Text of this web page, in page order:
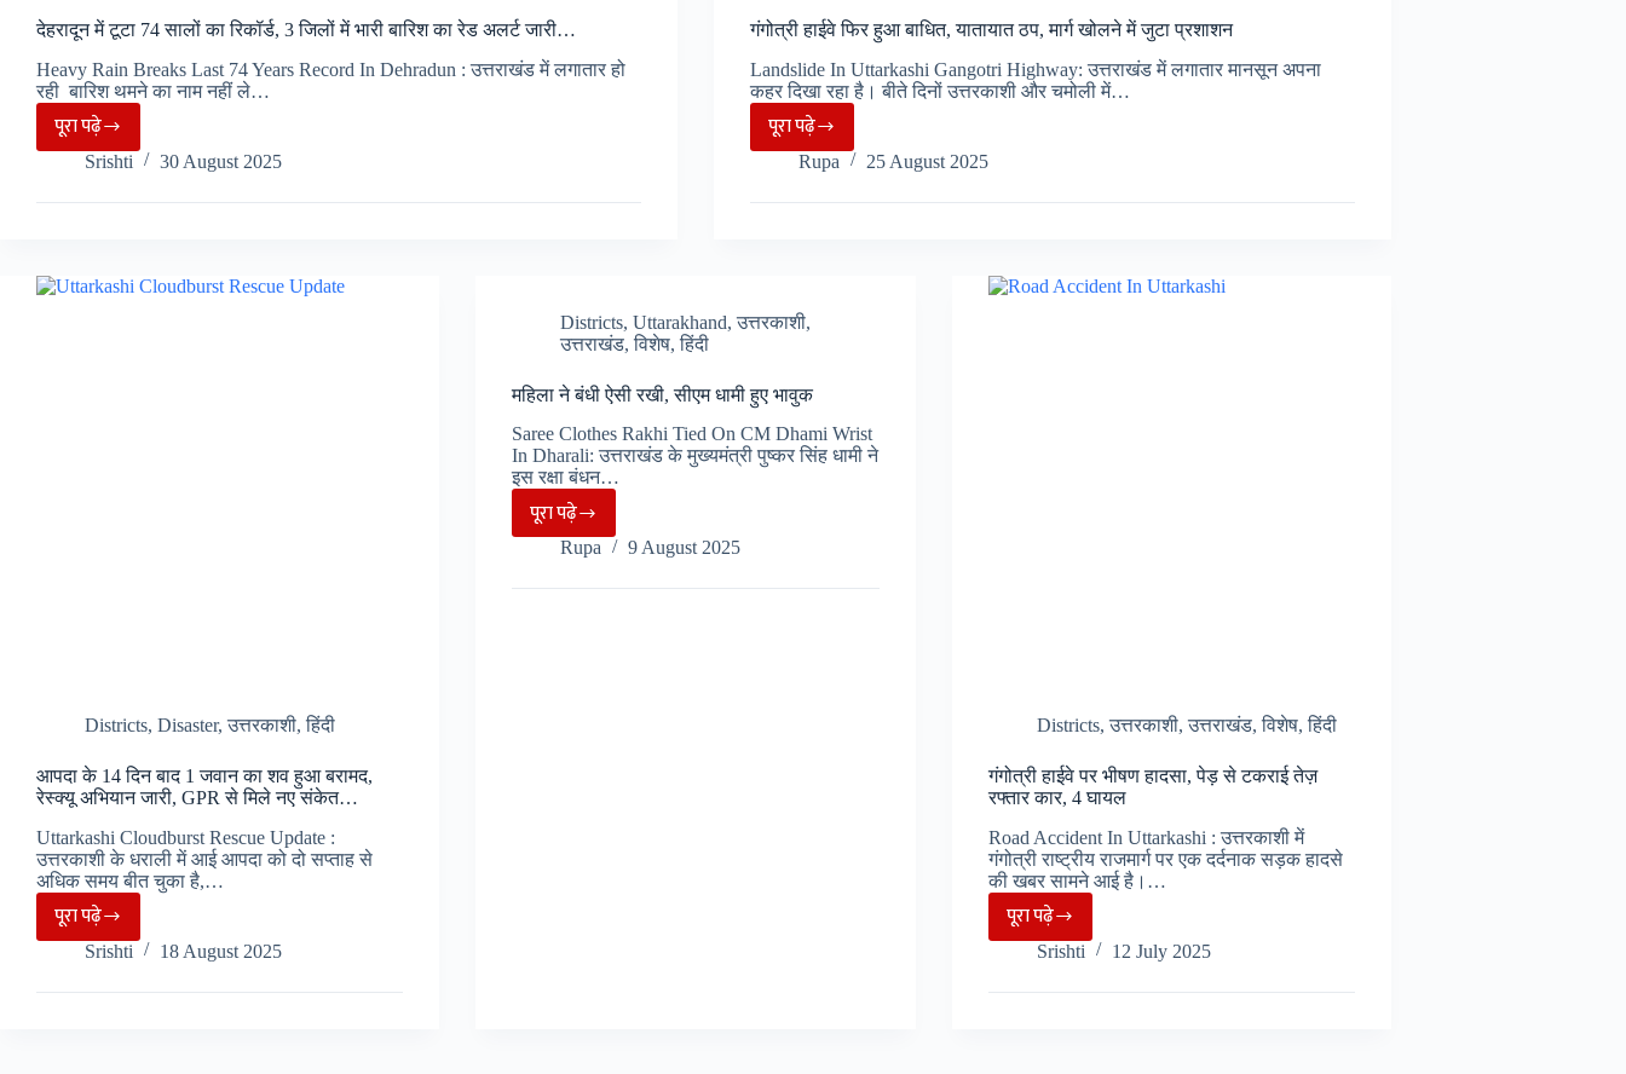
देहरादून में टूटा 74 सालों का रिकॉर्ड, 3 जिलों में भारी बारिश का रेड अलर्ट जारी…
Heavy Rain Breaks Last 74 Years Record In Dehradun : उत्तराखंड में लगातार हो
रही बारिश थमने का नाम नहीं ले…
पूरा पढ़ेदेहरादून
में
टूटा
का
Srishti 30 August 2025
गंगोत्री हाईवे फिर हुआ बाधित, यातायात ठप, मार्ग खोलने में जुटा प्रशाशन
Landslide In Uttarkashi Gangotri Highway: उत्तराखंड में लगातार मानसून अपना
कहर दिखा रहा है। बीते दिनों उत्तरकाशी और चमोली में…
पूरा पढ़ेगंगोत्री
हाईवे
फिर
ठप,
खोलने
में
जुटा
प्रशाशन
Rupa 25 August 2025
Districts, Disaster,उत्तरकाशी,हिंदी
आपदा के 14 दिन बाद 1 जवान का शव हुआ बरामद,
रेस्क्यू अभियान जारी, GPR से मिले नए संकेत…
Uttarkashi Cloudburst Rescue Update :
उत्तरकाशी के धराली में आई आपदा को दो सप्ताह से
अधिक समय बीत चुका है,…
पूरा पढ़ेआपदा
के
14
Srishti 18 August 2025
Districts,Uttarakhand,उत्तरकाशी,
उत्तराखंड,विशेष,हिंदी
महिला ने बंधी ऐसी रखी, सीएम धामी हुए भावुक
Saree Clothes Rakhi Tied On CM Dhami Wrist
In Dharali: उत्तराखंड के मुख्यमंत्री पुष्कर सिंह धामी ने
इस रक्षा बंधन…
पूरा पढ़ेमहिला
ने
बंधी
Rupa 9 August 2025
Districts,उत्तरकाशी,उत्तराखंड,विशेष,हिंदी
गंगोत्री हाईवे पर भीषण हादसा, पेड़ से टकराई तेज़
रफ्तार कार, 4 घायल
Road Accident In Uttarkashi : उत्तरकाशी में
गंगोत्री राष्ट्रीय राजमार्ग पर एक दर्दनाक सड़क हादसे
की खबर सामने आई है।…
पूरा पढ़ेगंगोत्री
हाईवे
पर
Srishti 12 July 2025